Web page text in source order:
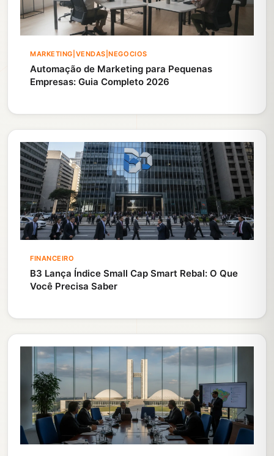
MARKETING|VENDAS|NEGOCIOS
Automação de Marketing para Pequenas
Empresas: Guia Completo 2026
FINANCEIRO
B3 Lança Índice Small Cap Smart Rebal: O Que
Você Precisa Saber